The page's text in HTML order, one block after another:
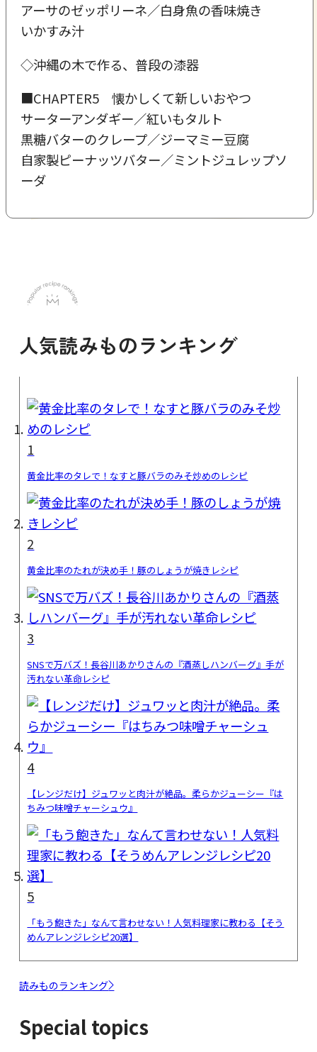
アーサのゼッポリーネ／白身魚の香味焼き
いかすみ汁
◇沖縄の木で作る、普段の漆器
■CHAPTER5 懐かしくて新しいおやつ
サーターアンダギー／紅いもタルト
黒糖バターのクレープ／ジーマミー豆腐
自家製ピーナッツバター／ミントジュレップソ
ーダ
人気読みものランキング
1
黄金比率のタレで！なすと豚バラのみそ炒めのレシピ
2
黄金比率のたれが決め手！豚のしょうが焼きレシピ
3
SNSで万バズ！長谷川あかりさんの『酒蒸しハンバーグ』手が
汚れない革命レシピ
4
【レンジだけ】ジュワッと肉汁が絶品。柔らかジューシー『は
ちみつ味噌チャーシュウ』
5
「もう飽きた」なんて言わせない！人気料理家に教わる【そう
めんアレンジレシピ20選】
読みものランキング
Special topics